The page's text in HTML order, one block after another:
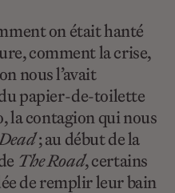
on était hanté
comment la crise,
nous l’avait
papier-de-toilette
la contagion qui nous
; au début de la
The Road, certains
de remplir leur bain